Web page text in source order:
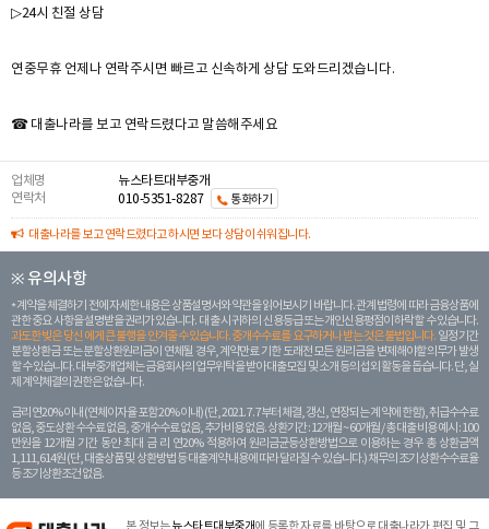
▷24시 친절 상담
연중무휴 언제나 연락주시면 빠르고 신속하게 상담 도와드리겠습니다.
☎ 대출나라를 보고 연락드렸다고 말씀해주세요
업체명
뉴스타트대부중개
연락처
010-5351-8287 통화하기
대출나라를 보고 연락드렸다고 하시면 보다 상담이 쉬워집니다.
※ 유의사항
계약을 체결하기 전에 자세한 내용은 상품설명서와 약관을 읽어보시기 바랍니다. 관계 법령에 따라 금융상품에
관한 중요 사항을 설명받을 권리가 있습니다. 대 출 시 귀하의 신용등급 또는 개인신용평점이 하락할 수 있습니다.
과도한 빚은 당신 에게 큰 불행을 안겨줄 수 있습니다. 중개수수료를 요구하거나 받는 것은 불법입니다. 일정 기간
분할상환금 또는 분할상환원리금이 연체될 경우, 계약만료 기한 도래전 모든 원리금을 변제해야할 의무가 발생
할 수 있습니다. 대부중개업체는 금융회사의 업무위탁을 받아 대출모집 및 소개 등의 섭외 활동을 돕습니다. 단, 실
제 계약체결의 권한은 없습니다.
금리 연20% 이내 (연체이자율 포함 20% 이내) (단, 2021. 7. 7부터 체결, 갱신, 연장되는 계 약에 한함), 취급수수료
없음, 중도상환 수수료 없음, 중개수수료 없음, 추가비용 없음. 상환기간 : 12개월 ~ 60개월 / 총 대출 비용 예시 : 100
만원을 12개월 기간 동안 최대 금 리 연20% 적용하여 원리금균등상환방법으로 이용하는 경우 총 상환금액
1,111,614원 (단, 대출상품 및 상환방법 등 대출계약 내용에 따라 달라질 수 있습니다.) 채무의 조기 상환수수료율
등 조기상환조건 없음.